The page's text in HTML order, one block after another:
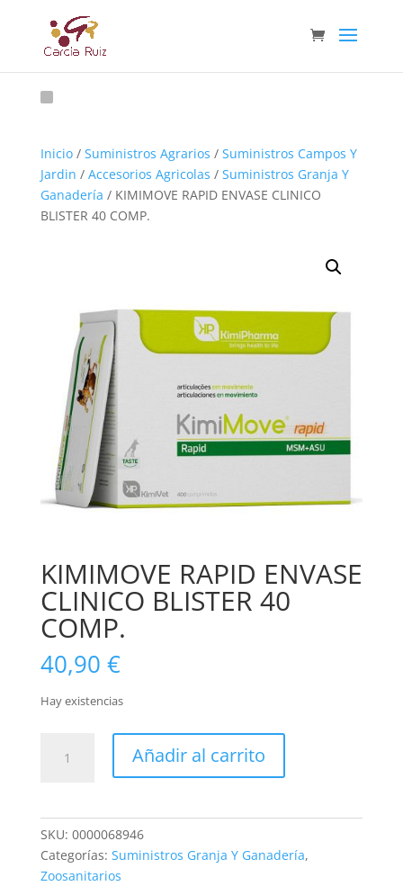
Inicio/ Suministros Agrarios / Suministros Campos Y
Jardin / Accesorios Agricolas / Suministros Granja Y
Ganadería / KIMIMOVE RAPID ENVASE CLINICO
BLISTER 40 COMP.
KIMIMOVE RAPID ENVASE
CLINICO BLISTER 40
COMP.
40,90 €
Hay existencias
RAPID
COMP.
Añadir al carrito
SKU: 0000068946
Categorías: Suministros Granja Y Ganadería,
Zoosanitarios